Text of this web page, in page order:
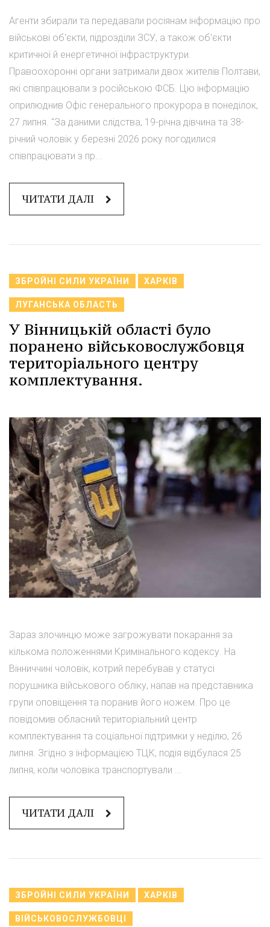
Агенти збирали та передавали росіянам інформацію про
військові об'єкти, підрозділи ЗСУ, а також об'єкти
критичної й енергетичної інфраструктури.
Правоохоронні органи затримали двох жителів Полтави,
які співпрацювали з російською ФСБ. Цю інформацію
оприлюднив Офіс генерального прокурора в понеділок,
27 липня. "За даними слідства, 19-річна дівчина та 38-
річний чоловік у березні 2026 року погодилися
співпрацювати з пр...
ЧИТАТИ ДАЛІ
ЗБРОЙНІ СИЛИ УКРАЇНИ ХАРКІВ
ЛУГАНСЬКА ОБЛАСТЬ
У Вінницькій області було
поранено військовослужбовця
територіального центру
комплектування.
Зараз злочинцю може загрожувати покарання за
кількома положеннями Кримінального кодексу. На
Вінниччині чоловік, котрий перебував у статусі
порушника військового обліку, напав на представника
групи оповіщення та поранив його ножем. Про це
повідомив обласний територіальний центр
комплектування та соціальної підтримки у неділю, 26
липня. Згідно з інформацією ТЦК, подія відбулася 25
липня, коли чоловіка транспортували ...
ЧИТАТИ ДАЛІ
ЗБРОЙНІ СИЛИ УКРАЇНИ ХАРКІВ
ВІЙСЬКОВОСЛУЖБОВЦІ